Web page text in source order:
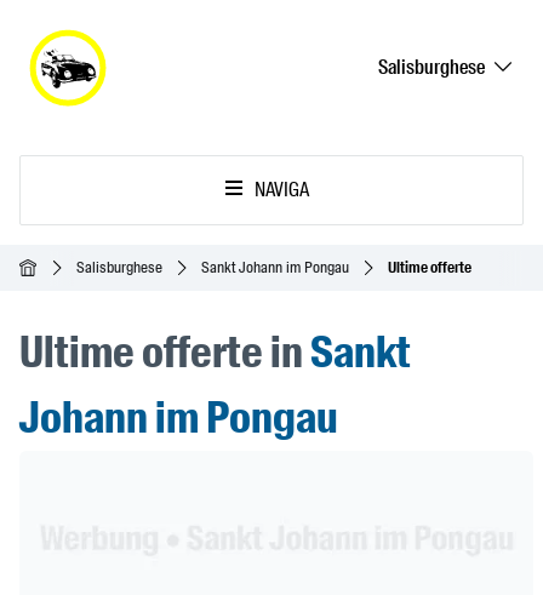
Salisburghese
NAVIGA
Home Salisburghese Sankt Johann im Pongau Ultime offerte
Ultime offerte inSankt
Johann im Pongau